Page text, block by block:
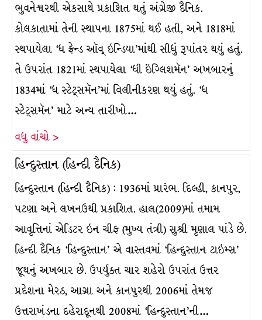
ભુવનેશ્વરથી એકસાથે પ્રકાશિત થતું અંગ્રેજી દૈનિક.
કોલકાતામાં તેની સ્થાપના 1875માં થઈ હતી, અને 1818માં
સ્થપાયેલા ‘ધ ફ્રેન્ડ ઑવ્ ઇન્ડિયા’માંથી સીધું રૂપાંતર થયું હતું.
તે ઉપરાંત 1821માં સ્થપાયેલા ‘ધી ઇંગ્લિશમૅન’ અખબારનું
1834માં ‘ધ સ્ટેટ્સમૅન’માં વિલીનીકરણ થયું હતું. ‘ધ
સ્ટેટ્સમૅન’ માટે અન્ય તારીખો…
વધુ વાંચો >
હિન્દુસ્તાન (હિન્દી દૈનિક)
હિન્દુસ્તાન (હિન્દી દૈનિક) : 1936માં પ્રારંભ. દિલ્હી, કાનપુર,
પટણા અને લખનઉથી પ્રકાશિત. હાલ(2009)માં તમામ
આવૃત્તિનાં એડિટર ઇન ચીફ (મુખ્ય તંત્રી) સુશ્રી મૃણાલ પાંડે છે.
હિન્દી દૈનિક ‘હિન્દુસ્તાન’ એ વાસ્તવમાં ‘હિન્દુસ્તાન ટાઇમ્સ’
જૂથનું અખબાર છે. ઉપર્યુક્ત ચાર શહેરો ઉપરાંત ઉત્તર
પ્રદેશના મેરઠ, આગ્રા અને કાનપુરથી 2006માં તેમજ
ઉત્તરાખંડના દહેરાદૂનથી 2008માં ‘હિન્દુસ્તાન’ની…